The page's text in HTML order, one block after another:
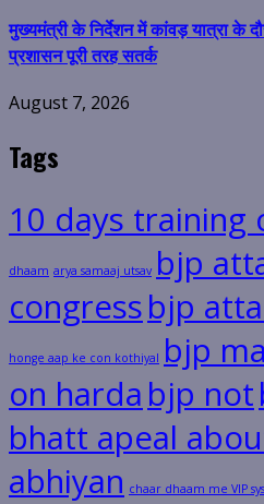
मुख्यमंत्री के निर्देशन में कांवड़ यात्रा के
प्रशासन पूरी तरह सतर्क
August 7, 2026
Tags
10 days training
dhaam arya samaaj utsav bjp
congressbjp
honge aap ke con kothiyal bjp
on harda bjp not
bhatt apeal
abhiyan chaar dhaam me VIP